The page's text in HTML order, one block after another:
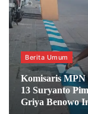
Berita Umum
Komisaris MPN
13 Suryanto
Griya Benowo